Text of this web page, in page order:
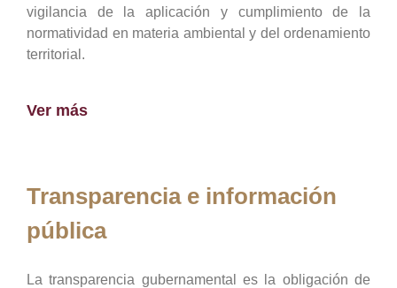
vigilancia de la aplicación y cumplimiento de la
normatividad en materia ambiental y del ordenamiento
territorial.
Ver más
Transparencia e información
pública
La transparencia gubernamental es la obligación de